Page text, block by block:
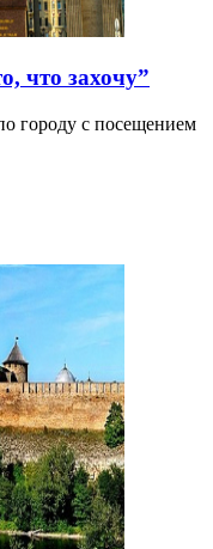
что захочу”
городу с посещением